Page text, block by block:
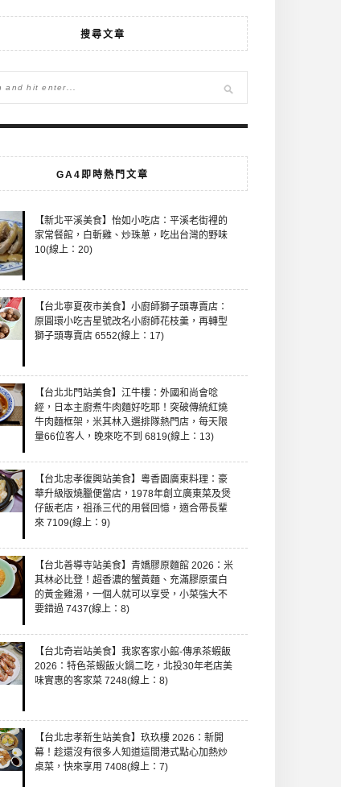
搜尋文章
GA4即時熱門文章
【新北平溪美食】怡如小吃店：平溪老街裡的
家常餐館，白斬雞、炒珠蔥，吃出台灣的野味
10(線上：20)
【台北寧夏夜市美食】小廚師獅子頭專賣店：
原圓環小吃吉星號改名小廚師花枝羹，再轉型
獅子頭專賣店 6552(線上：17)
【台北北門站美食】江牛樓：外國和尚會唸
經，日本主廚煮牛肉麵好吃耶！突破傳統紅燒
牛肉麵框架，米其林入選排隊熱門店，每天限
量66位客人，晚來吃不到 6819(線上：13)
【台北忠孝復興站美食】粵香園廣東料理：豪
華升級版燒臘便當店，1978年創立廣東菜及煲
仔飯老店，祖孫三代的用餐回憶，適合帶長輩
來 7109(線上：9)
【台北善導寺站美食】青嬌膠原麵館 2026：米
其林必比登！超香濃的蟹黃麵、充滿膠原蛋白
的黃金雞湯，一個人就可以享受，小菜強大不
要錯過 7437(線上：8)
【台北奇岩站美食】我家客家小館-傳承茶蝦飯
2026：特色茶蝦飯火鍋二吃，北投30年老店美
味實惠的客家菜 7248(線上：8)
【台北忠孝新生站美食】玖玖樓 2026：新開
幕！趁還沒有很多人知道這間港式點心加熱炒
桌菜，快來享用 7408(線上：7)